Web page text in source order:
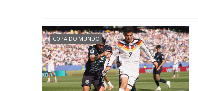
COPA DO MUNDO